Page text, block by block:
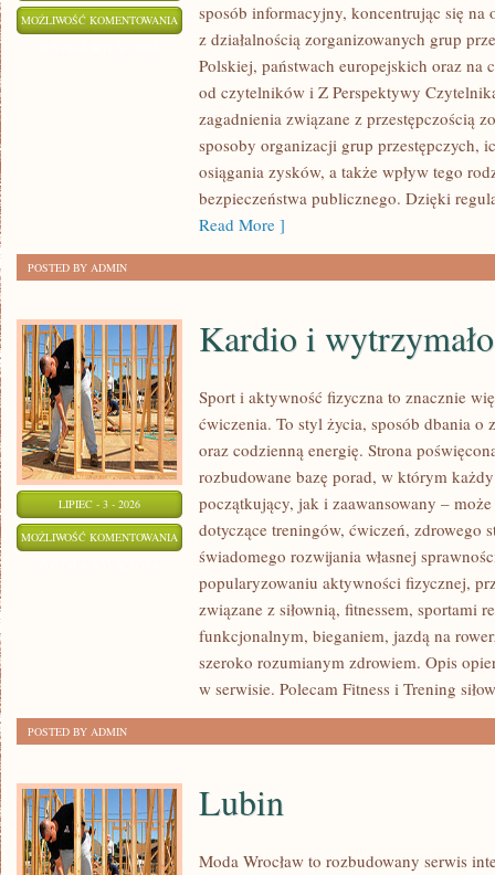
MOŻLIWOŚĆ KOMENTOWANIA KULTURA
MAFIA
sposób informacyjny, koncentrując się
z działalnością zorganizowanych grup
Polskiej, państwach europejskich oraz na
od czytelników i Z Perspektywy
zagadnienia związane z przestępczością
sposoby organizacji grup przestępczych,
osiągania zysków, a także wpływ tego
bezpieczeństwa publicznego. Dzięki
Read More ]
POSTED BY ADMIN
LIPIEC - 3 - 2026
MOŻLIWOŚĆ KOMENTOWANIA KARDIO
WYTRZYMAŁOŚĆ
Kardio i
Sport i aktywność fizyczna to znacznie
ćwiczenia. To styl życia, sposób dbania o
oraz codzienną energię. Strona
rozbudowane bazę porad, w którym
początkujący, jak i zaawansowany –
dotyczące treningów, ćwiczeń, zdrowego
świadomego rozwijania własnej
popularyzowaniu aktywności fizycznej,
związane z siłownią, fitnessem, sportami
funkcjonalnym, bieganiem, jazdą na
szeroko rozumianym zdrowiem. Opis
w serwisie. Polecam Fitness i Trening
POSTED BY ADMIN
Lubin
Moda Wrocław to rozbudowany serwis